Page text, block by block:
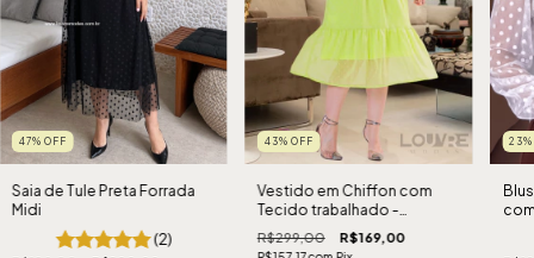
47% OFF
Saia de Tule Preta Forrada
Midi
(2)
43% OFF
Vestido em Chiffon com
Tecido trabalhado -
Lançamento Kalikay Modas
R$299,00 R$169,00
23